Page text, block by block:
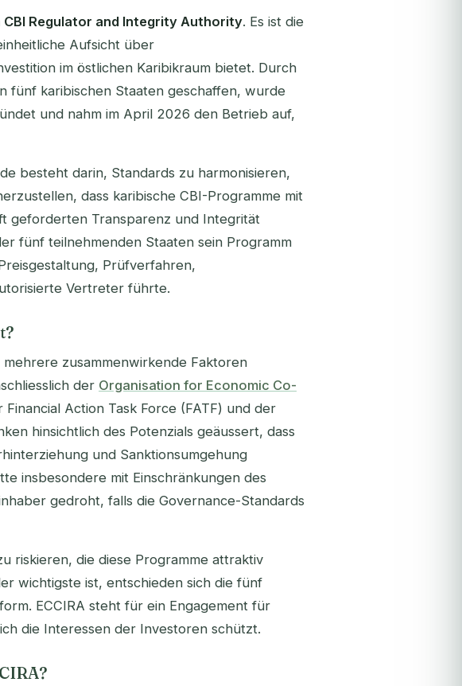
CBI Regulator and Integrity Authority. Es ist die
Aufsicht über
im östlichen Karibikraum bietet. Durch
fünf karibischen Staaten geschaffen, wurde
und nahm im April 2026 den Betrieb auf,
besteht darin, Standards zu harmonisieren,
dass karibische CBI-Programme mit
geforderten Transparenz und Integrität
fünf teilnehmenden Staaten sein Programm
Prüfverfahren,
Vertreter führte.
zusammenwirkende Faktoren
der Organisation for Economic Co-
Financial Action Task Force (FATF) und der
hinsichtlich des Potenzials geäussert, dass
und Sanktionsumgehung
insbesondere mit Einschränkungen des
gedroht, falls die Governance-Standards
riskieren, die diese Programme attraktiv
wichtigste ist, entschieden sich die fünf
ECCIRA steht für ein Engagement für
die Interessen der Investoren schützt.